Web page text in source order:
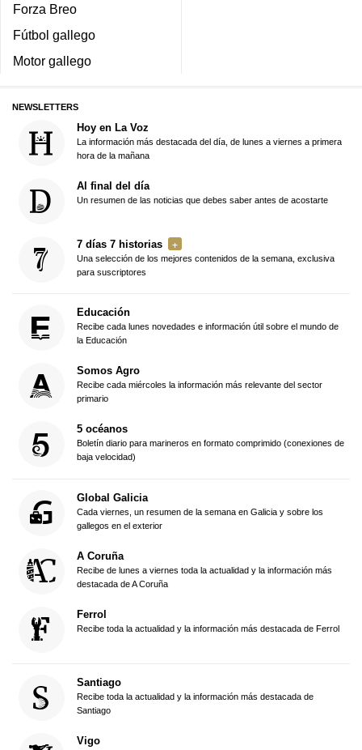
Forza Breo
Fútbol gallego
Motor gallego
NEWSLETTERS
Hoy en La Voz
La información más destacada del día, de lunes a viernes a primera
hora de la mañana
Al final del día
Un resumen de las noticias que debes saber antes de acostarte
7 días 7 historias
Una selección de los mejores contenidos de la semana, exclusiva
para suscriptores
Educación
Recibe cada lunes novedades e información útil sobre el mundo de
la Educación
Somos Agro
Recibe cada miércoles la información más relevante del sector
primario
5 océanos
Boletín diario para marineros en formato comprimido (conexiones de
baja velocidad)
Global Galicia
Cada viernes, un resumen de la semana en Galicia y sobre los
gallegos en el exterior
A Coruña
Recibe de lunes a viernes toda la actualidad y la información más
destacada de A Coruña
Ferrol
Recibe toda la actualidad y la información más destacada de Ferrol
Santiago
Recibe toda la actualidad y la información más destacada de
Santiago
Vigo